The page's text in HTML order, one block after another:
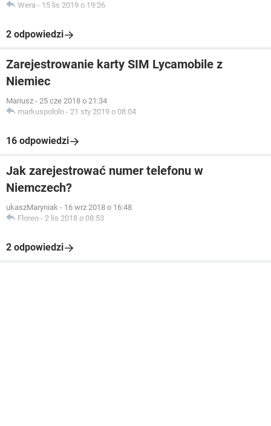
Wera - 15 lis 2019 o 19:26
2 odpowiedzi
Zarejestrowanie karty SIM Lycamobile z
Niemiec
Mariusz - 25 cze 2018 o 21:34
markuspololo - 21 sty 2019 o 08:04
16 odpowiedzi
Jak zarejestrować numer telefonu w
Niemczech?
ukaszMaryniak - 16 wrz 2018 o 16:48
Floreo - 2 lis 2018 o 08:53
2 odpowiedzi